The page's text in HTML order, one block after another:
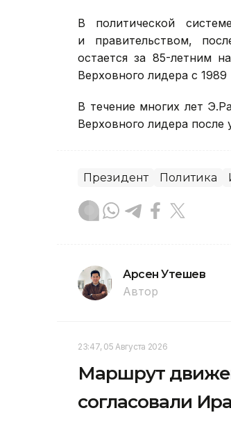
В политической
и правительством,
остается за 85-летним
Верховного лидера с 1989
В течение многих лет
Верховного лидера после
Президент Политика
Арсен Утешев
Автор
23:47, 05 Августа 2026
Маршрут
согласовали